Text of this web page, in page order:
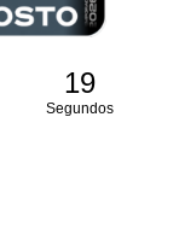
19
Segundos